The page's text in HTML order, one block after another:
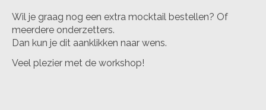
Wil je graag nog een extra mocktail bestellen? Of
meerdere onderzetters.
Dan kun je dit aanklikken naar wens.
Veel plezier met de workshop!